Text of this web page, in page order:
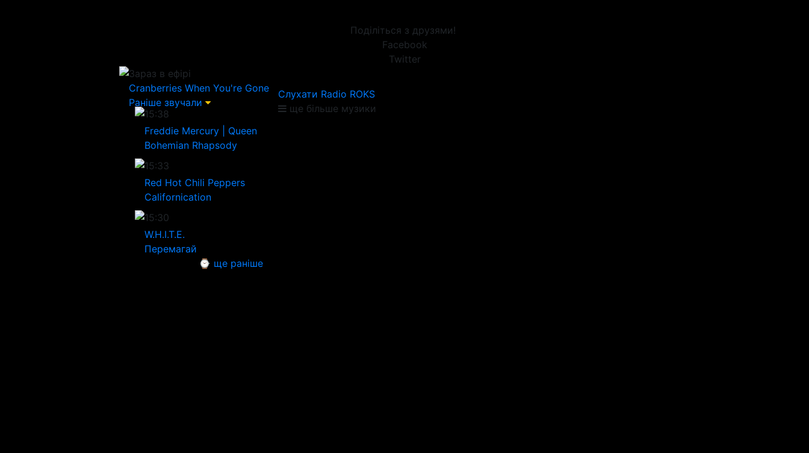
Поділіться з друзями!
Facebook
Twitter
Зараз в ефірі
Cranberries When You're Gone
Раніше звучали
15:38
Freddie Mercury | Queen
Bohemian Rhapsody
15:33
Red Hot Chili Peppers
Californication
15:30
W.H.I.T.E.
Перемагай
⌚ ще раніше
Слухати Radio ROKS
ще більше музики